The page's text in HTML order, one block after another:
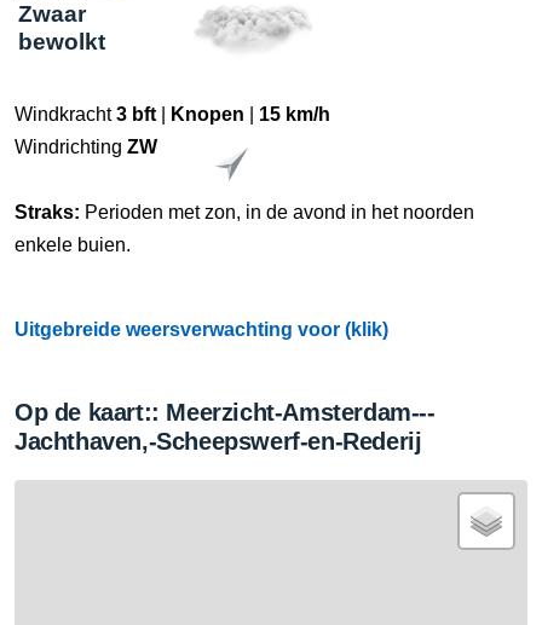
Zwaar
bewolkt
Windkracht3 bft Knopen
15 km/h
Windrichting ZW
Straks: Perioden met zon, in de avond in het noorden
enkele buien.
Uitgebreide weersverwachting voor (klik)
Op de kaart:: Meerzicht-Amsterdam---
Jachthaven,-Scheepswerf-en-Rederij